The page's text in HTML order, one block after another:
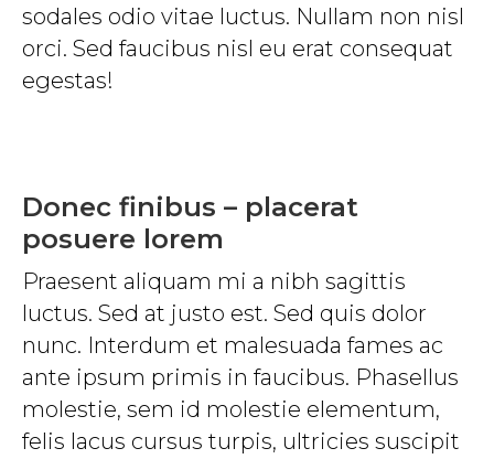
sodales odio vitae luctus. Nullam non nisl
orci. Sed faucibus nisl eu erat consequat
egestas!
Donec finibus – placerat
posuere lorem
Praesent aliquam mi a nibh sagittis
luctus. Sed at justo est. Sed quis dolor
nunc. Interdum et malesuada fames ac
ante ipsum primis in faucibus. Phasellus
molestie, sem id molestie elementum,
felis lacus cursus turpis, ultricies suscipit